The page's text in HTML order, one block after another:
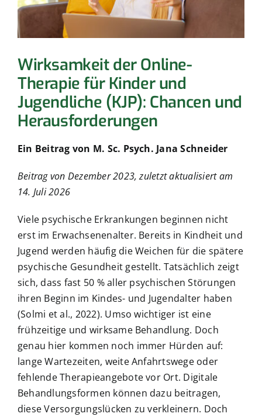
Produktvorstellung buchen
Technischer Support
Wirksamkeit der Online-
Therapie für Kinder und
Jugendliche (KJP): Chancen und
Herausforderungen
Ein Beitrag von M. Sc. Psych. Jana Schneider
Beitrag von Dezember 2023, zuletzt aktualisiert am
14. Juli 2026
Viele psychische Erkrankungen beginnen nicht
erst im Erwachsenenalter. Bereits in Kindheit und
Jugend werden häufig die Weichen für die spätere
psychische Gesundheit gestellt. Tatsächlich zeigt
sich, dass fast 50 % aller psychischen Störungen
ihren Beginn im Kindes- und Jugendalter haben
(Solmi et al., 2022). Umso wichtiger ist eine
frühzeitige und wirksame Behandlung. Doch
genau hier kommen noch immer Hürden auf:
lange Wartezeiten, weite Anfahrtswege oder
fehlende Therapieangebote vor Ort. Digitale
Behandlungsformen können dazu beitragen,
diese Versorgungslücken zu verkleinern. Doch